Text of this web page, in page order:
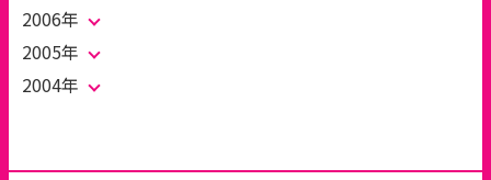
2006年
2005年
2004年